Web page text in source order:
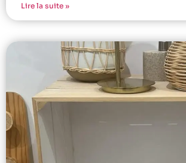
Lire la suite »